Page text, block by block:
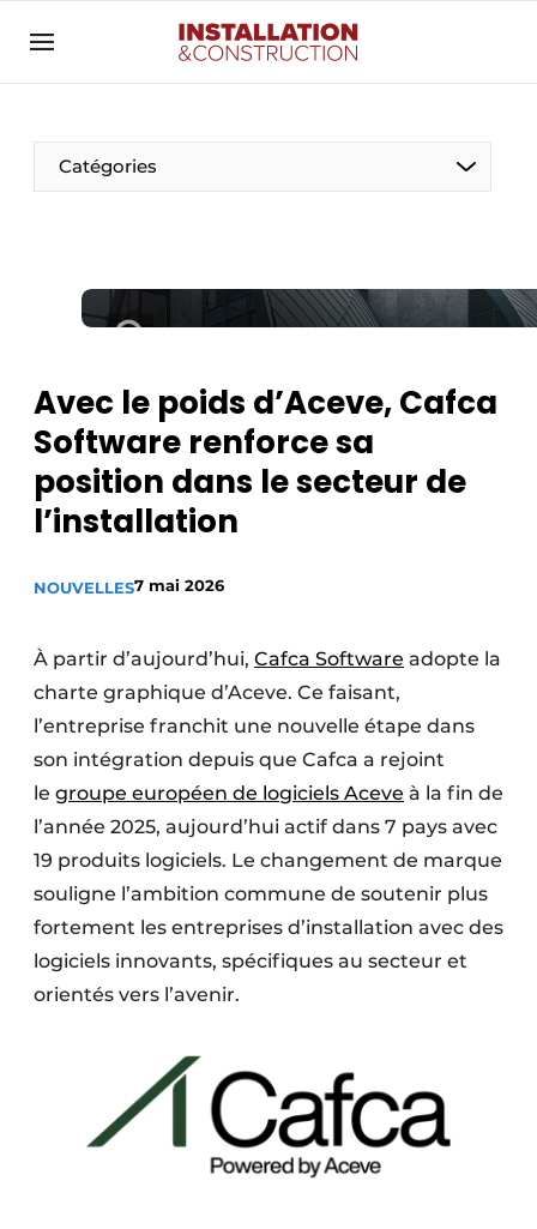
Contact
Contact direct
Entreprises
Merci de votre inscription
S’inscrire
Meest gelezen
Newsletter
Podcasts
Privacy / Cookie statement
Video’s
Catégories
Électricité
Photovoltaïques
Smart homes
Avec le poids d’Aceve, Cafca
Software renforce sa
position dans le secteur de
l’installation
NOUVELLES7 mai 2026
À partir d’aujourd’hui, Cafca Software adopte la
charte graphique d’Aceve. Ce faisant,
l’entreprise franchit une nouvelle étape dans
son intégration depuis que Cafca a rejoint
le groupe européen de logiciels Aceve à la fin de
l’année 2025, aujourd’hui actif dans 7 pays avec
19 produits logiciels. Le changement de marque
souligne l’ambition commune de soutenir plus
fortement les entreprises d’installation avec des
logiciels innovants, spécifiques au secteur et
orientés vers l’avenir.